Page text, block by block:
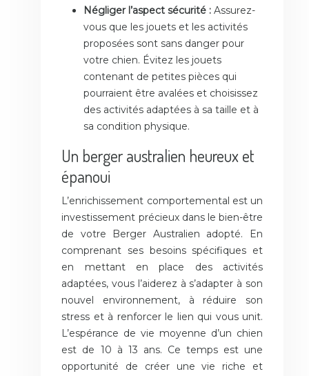
Négliger l’aspect sécurité :Assurez-
vous que les jouets et les activités
proposées sont sans danger pour
votre chien. Évitez les jouets
contenant de petites pièces qui
pourraient être avalées et choisissez
des activités adaptées à sa taille et à
sa condition physique.
Un berger australien heureux et
épanoui
L’enrichissement comportemental est un
investissement précieux dans le bien-être
de votre Berger Australien adopté. En
comprenant ses besoins spécifiques et
en mettant en place des activités
adaptées, vous l’aiderez à s’adapter à son
nouvel environnement, à réduire son
stress et à renforcer le lien qui vous unit.
L’espérance de vie moyenne d’un chien
est de 10 à 13 ans. Ce temps est une
opportunité de créer une vie riche et